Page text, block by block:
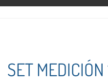
SET MEDICIÓN